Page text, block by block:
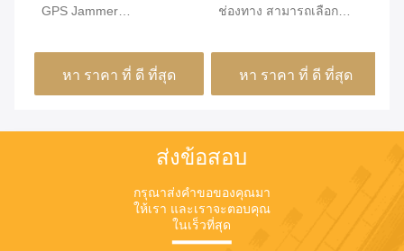
GPS Jammer
/ GSM สีเงิน
หา ราคา ที่ ดี ที่สุด
ช่องทาง สามารถเลือก
ห้อง พร้อมกล่องเหล็กอัลลูมิ
เนียมและปานล์ควบคุมระยะ
ไกล
หา ราคา ที่ ดี ที่สุด
ส่งข้อสอบ
กรุณาส่งคําขอของคุณมา
ให้เรา และเราจะตอบคุณ
ในเร็วที่สุด